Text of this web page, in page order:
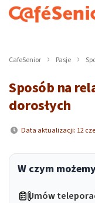
CafeSenior Pasje
Sposób na
dorosłych
Data aktualizacji: 12
W czym
Umów